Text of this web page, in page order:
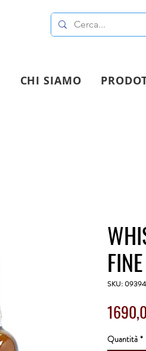
CHI SIAMO
SKU: 09394
Quantità *